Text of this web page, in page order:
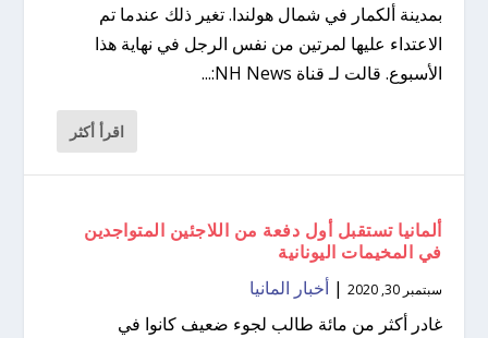
بمدينة ألكمار في شمال هولندا. تغير ذلك عندما تم
الاعتداء عليها لمرتين من نفس الرجل في نهاية هذا
الأسبوع. قالت لـ قناة NH News:...
اقرأ أكثر
ألمانيا تستقبل أول دفعة من اللاجئين المتواجدين
في المخيمات اليونانية
سبتمبر 30, 2020 |أخبار المانيا
غادر أكثر من مائة طالب لجوء ضعيف كانوا في